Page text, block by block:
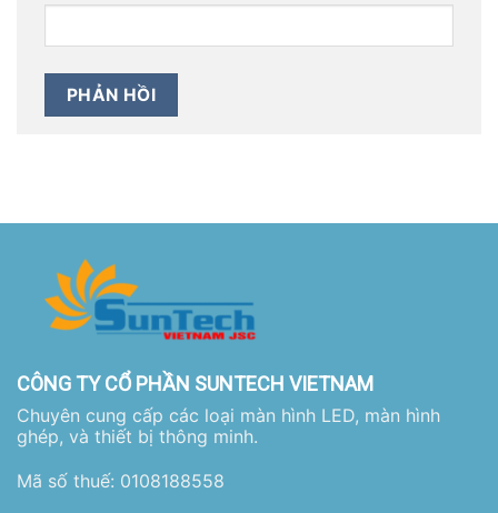
CÔNG TY CỔ PHẦN SUNTECH VIETNAM
Chuyên cung cấp các loại màn hình LED, màn hình
ghép, và thiết bị thông minh.
Mã số thuế: 0108188558